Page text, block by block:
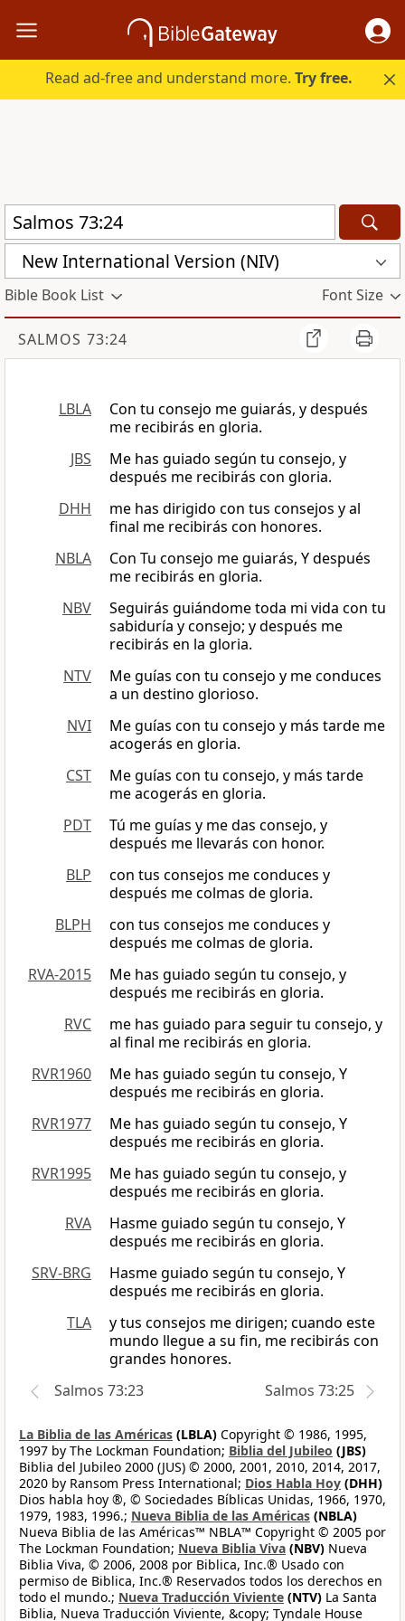
Read ad-free and understand more.Try free.
New International Version (NIV)
Bible Book List Font Size
SALMOS 73:24
LBLA
Con tu consejo me guiarás, y después
me recibirás en gloria.
JBS
Me has guiado según tu consejo, y
después me recibirás con gloria.
DHH
me has dirigido con tus consejos y al
final me recibirás con honores.
NBLA
Con Tu consejo me guiarás, Y después
me recibirás en gloria.
NBV
Seguirás guiándome toda mi vida con tu
sabiduría y consejo; y después me
recibirás en la gloria.
NTV
Me guías con tu consejo y me conduces
a un destino glorioso.
NVI
Me guías con tu consejo y más tarde me
acogerás en gloria.
CST
Me guías con tu consejo, y más tarde
me acogerás en gloria.
PDT
Tú me guías y me das consejo, y
después me llevarás con honor.
BLP
con tus consejos me conduces y
después me colmas de gloria.
BLPH
con tus consejos me conduces y
después me colmas de gloria.
RVA-2015
Me has guiado según tu consejo, y
después me recibirás en gloria.
RVC
me has guiado para seguir tu consejo, y
al final me recibirás en gloria.
RVR1960
Me has guiado según tu consejo, Y
después me recibirás en gloria.
RVR1977
Me has guiado según tu consejo, Y
después me recibirás en gloria.
RVR1995
Me has guiado según tu consejo, y
después me recibirás en gloria.
RVA
Hasme guiado según tu consejo, Y
después me recibirás en gloria.
SRV-BRG
Hasme guiado según tu consejo, Y
después me recibirás en gloria.
TLA
y tus consejos me dirigen; cuando este
mundo llegue a su fin, me recibirás con
grandes honores.
Salmos 73:23
Salmos 73:25
La Biblia de las Américas (LBLA) Copyright © 1986, 1995,
1997 by The Lockman Foundation; Biblia del Jubileo (JBS)
Biblia del Jubileo 2000 (JUS) © 2000, 2001, 2010, 2014, 2017,
2020 by Ransom Press International; Dios Habla Hoy (DHH)
Dios habla hoy ®, © Sociedades Bíblicas Unidas, 1966, 1970,
1979, 1983, 1996.; Nueva Biblia de las Américas (NBLA)
Nueva Biblia de las Américas™ NBLA™ Copyright © 2005 por
The Lockman Foundation; Nueva Biblia Viva (NBV) Nueva
Biblia Viva, © 2006, 2008 por Biblica, Inc.® Usado con
permiso de Biblica, Inc.® Reservados todos los derechos en
todo el mundo.; Nueva Traducción Viviente (NTV) La Santa
Biblia, Nueva Traducción Viviente, &copy; Tyndale House